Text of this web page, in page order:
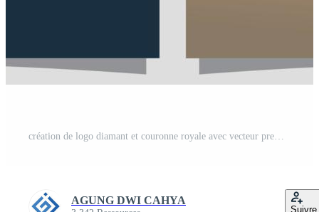
création de logo diamant et couronne royale avec vecteur premium de style art en ligne Vecteur Pro et SVG Pro
AGUNG DWI CAHYA
Suivre